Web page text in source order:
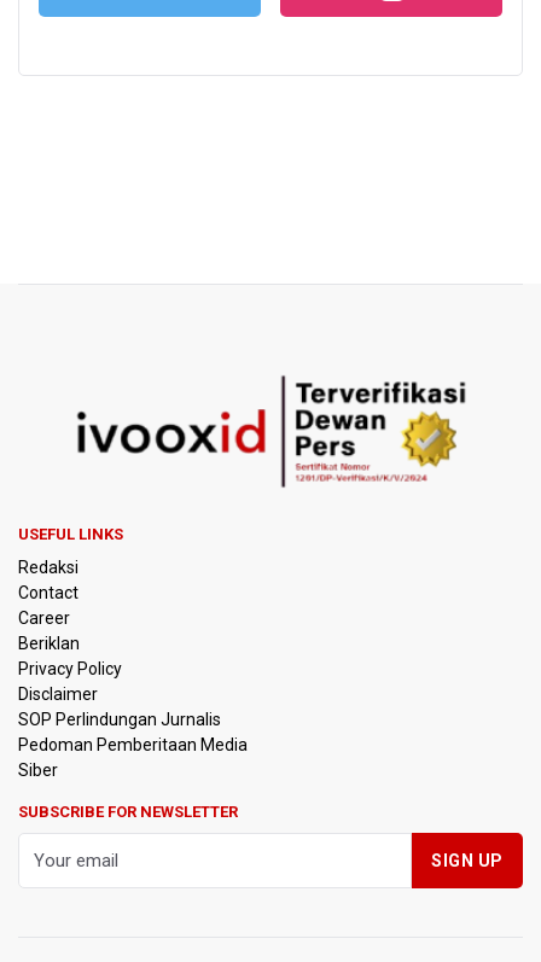
USEFUL LINKS
Redaksi
Contact
Career
Beriklan
Privacy Policy
Disclaimer
SOP Perlindungan Jurnalis
Pedoman Pemberitaan Media
Siber
SUBSCRIBE FOR NEWSLETTER